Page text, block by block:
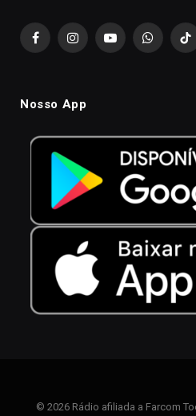
FacebookInstagramYouTube
Nosso App
© 2026 Rádio afiliada a Farcom